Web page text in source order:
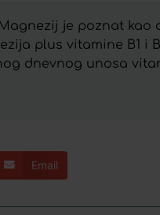
je poznat kao
plus vitamine B1 i
dnevnog unosa
Email